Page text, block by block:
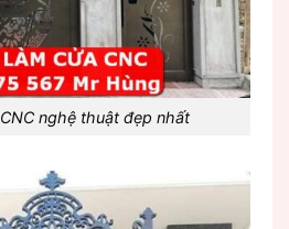
nghệ thuật đẹp nhất